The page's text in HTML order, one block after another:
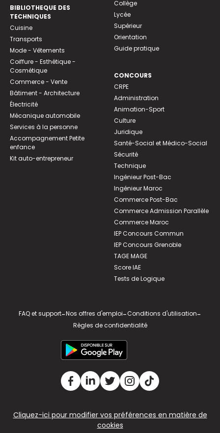
BIBLIOTHEQUE DES
TECHNIQUES
Cuisine
Transports
Mode - Vêtements
Coiffure - Esthétique -
Cosmétique
Commerce - Vente
Bâtiment - Architecture
Électricité
Mécanique automobile
Services à la personne
Accompagnement Petite
enfance
Kit auto-entrepreneur
Collège
Lycée
Supérieur
Orientation
Guide pratique
CONCOURS
CRPE
Administration
Animation-Sport
Culture
Juridique
Santé-Social et Médico-Social
Sécurité
Technique
Ingénieur Post-Bac
Ingénieur Maroc
Commerce Post-Bac
Commerce Admission Parallèle
Commerce Maroc
IEP Concours Commun
IEP Concours Grenoble
TAGE MAGE
Score IAE
Tests de Logique
FAQ et support-Nos offres d'emploi-Conditions d'utilisation-
Règles de confidentialité
Cliquez-ici pour modifier vos préférences en matière de
cookies